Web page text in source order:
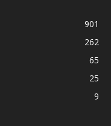
901
262
65
25
9